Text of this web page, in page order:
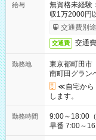
給与
無資格未経
収1万2000円
交通費別
交通費 交通
勤務地
東京都町田市
南町田グラン
≪自宅から
します。
勤務時間
9:00～18:00（休憩60分） ■ご希
早番 7:00～16:00 遅番
い」 「余裕